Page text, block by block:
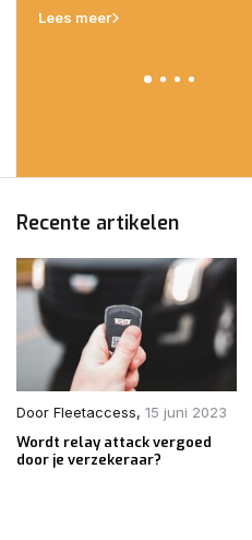
Lees meer
Recente artikelen
Door Fleetaccess, 15 juni 2023
Wordt relay attack vergoed
door je verzekeraar?